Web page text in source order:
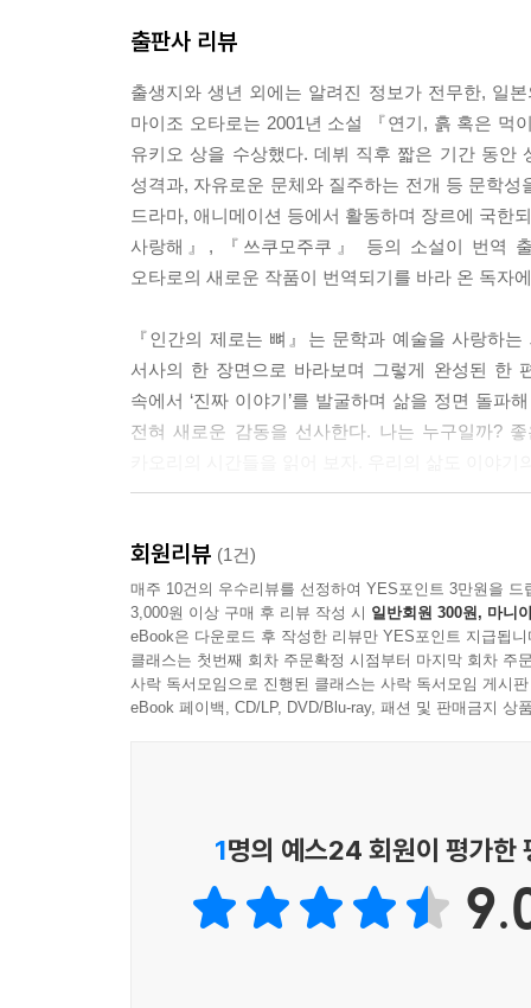
출판사 리뷰
출생지와 생년 외에는 알려진 정보가 전무한, 일
마이조 오타로는 2001년 소설 『연기, 흙 혹은 먹
유키오 상을 수상했다. 데뷔 직후 짧은 기간 동안
성격과, 자유로운 문체와 질주하는 전개 등 문학
드라마, 애니메이션 등에서 활동하며 장르에 국한
사랑해』, 『쓰쿠모주쿠』 등의 소설이 번역
오타로의 새로운 작품이 번역되기를 바라 온 독자
『인간의 제로는 뼈』는 문학과 예술을 사랑하
서사의 한 장면으로 바라보며 그렇게 완성된 한
속에서 ‘진짜 이야기’를 발굴하며 삶을 정면 돌
전혀 새로운 감동을 선사한다. 나는 누구일까?
■보다 자유로워지기 위하여
마이조 오타로의 문장은 간결하다. 시간을 마구
문장으로 뒤집는다. 인간의 본질은 결국 “뼈”라
얼어붙은 자갈돌은 밟을 때마다 카랑, 코롱, 하고
회원리뷰 (1건)
매주 10건의 우수리뷰를 선정하여 YES포인트 3만원을 드
3,000원 이상 구매 후 리뷰 작성 시 일반회원 300원, 마니
eBook은 다운로드 후 작성한 리뷰만 YES포인트 지급됩니
클래스는 첫번째 회차 주문확정 시점부터 마지막 회차 주
사락 독서모임으로 진행된 클래스는 사락 독서모임 게시
eBook 페이백, CD/LP, DVD/Blu-ray, 패션 및 판매금지 상
1명의 예스24 회원이 평가한